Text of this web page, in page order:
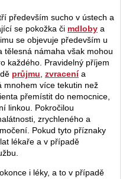
především sucho v ústech a
se pokožka či mdloby a
se objevuje především u
námaha však mohou
každého. Pravidelný příjem
průjmu zvracenía
mnohem více tekutin než
přemístit do nemocnice,
linkou. Pokročilou
zrychleného a
Pokud tyto příznaky
lékaře a v případě
i léky, a to v případě